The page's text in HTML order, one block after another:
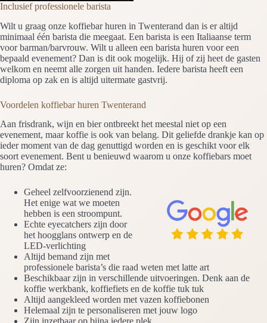
Inclusief professionele barista
Wilt u graag onze koffiebar huren in Twenterand dan is er altijd
minimaal één barista die meegaat. Een barista is een Italiaanse term
voor barman/barvrouw. Wilt u alleen een barista huren voor een
bepaald evenement? Dan is dit ook mogelijk. Hij of zij heet de gasten
welkom en neemt alle zorgen uit handen. Iedere barista heeft een
diploma op zak en is altijd uitermate gastvrij.
Voordelen koffiebar huren Twenterand
Aan frisdrank, wijn en bier ontbreekt het meestal niet op een
evenement, maar koffie is ook van belang. Dit geliefde drankje kan op
ieder moment van de dag genuttigd worden en is geschikt voor elk
soort evenement. Bent u benieuwd waarom u onze koffiebars moet
huren? Omdat ze:
Geheel zelfvoorzienend zijn.
Het enige wat we moeten
hebben is een stroompunt.
Echte eyecatchers zijn door
het hoogglans ontwerp en de
LED-verlichting
Altijd bemand zijn met
professionele barista’s die raad weten met latte art
Beschikbaar zijn in verschillende uitvoeringen. Denk aan de
koffie werkbank, koffiefiets en de koffie tuk tuk
Altijd aangekleed worden met vazen koffiebonen
Helemaal zijn te personaliseren met jouw logo